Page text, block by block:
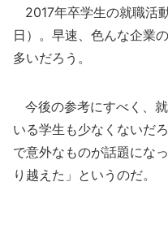
2017年卒学生の就職活
日）。早速、色んな企業
多いだろう。
今後の参考にすべく、
いる学生も少なくないだ
で意外なものが話題にな
り越えた」というのだ。